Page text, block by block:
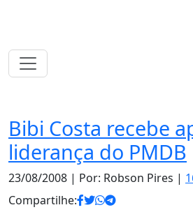
Bibi Costa recebe
liderança do PMDB
23/08/2008 | Por: Robson Pires |
Compartilhe: